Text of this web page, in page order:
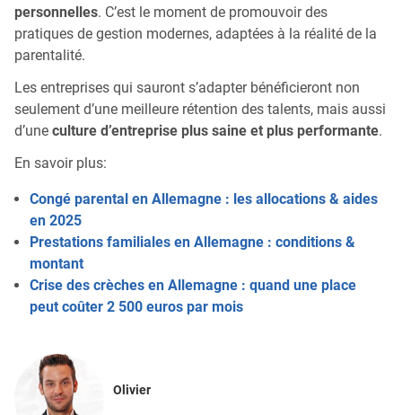
personnelles. C’est le moment de promouvoir des
pratiques de gestion modernes, adaptées à la réalité de la
parentalité.
Les entreprises qui sauront s’adapter bénéficieront non
seulement d’une meilleure rétention des talents, mais aussi
d’une culture d’entreprise plus saine et plus performante.
En savoir plus:
Congé parental en Allemagne : les allocations & aides
en 2025
Prestations familiales en Allemagne : conditions &
montant
Crise des crèches en Allemagne : quand une place
peut coûter 2 500 euros par mois
Olivier